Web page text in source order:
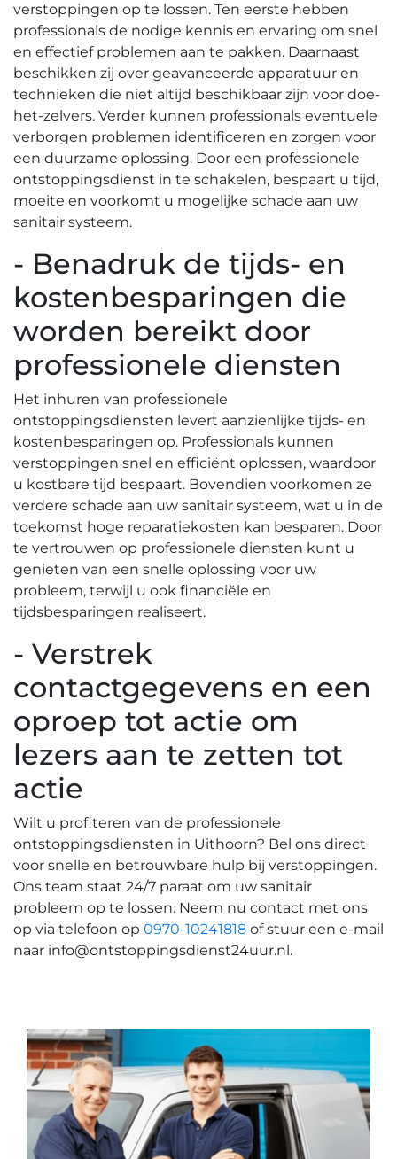
verstoppingen op te lossen.​ Ten eerste hebben
professionals de nodige kennis en ervaring om snel
en effectief problemen aan te pakken. Daarnaast
beschikken zij over geavanceerde apparatuur en
technieken die niet altijd beschikbaar zijn voor doe-
het-zelvers.​ Verder kunnen professionals eventuele
verborgen problemen identificeren en zorgen voor
een duurzame oplossing. Door een professionele
ontstoppingsdienst in te schakelen, bespaart u tijd,
moeite en voorkomt u mogelijke schade aan uw
sanitair systeem.
- Benadruk de tijds- en
kostenbesparingen die
worden bereikt door
professionele diensten
Het inhuren van professionele
ontstoppingsdiensten levert aanzienlijke tijds- en
kostenbesparingen op.​ Professionals kunnen
verstoppingen snel en efficiënt oplossen, waardoor
u kostbare tijd bespaart.​ Bovendien voorkomen ze
verdere schade aan uw sanitair systeem, wat u in de
toekomst hoge reparatiekosten kan besparen.​ Door
te vertrouwen op professionele diensten kunt u
genieten van een snelle oplossing voor uw
probleem, terwijl u ook financiële en
tijdsbesparingen realiseert.​
- Verstrek
contactgegevens en een
oproep tot actie om
lezers aan te zetten tot
actie
Wilt u profiteren van de professionele
ontstoppingsdiensten in Uithoorn? Bel ons direct
voor snelle en betrouwbare hulp bij verstoppingen.​
Ons team staat 24/7 paraat om uw sanitair
probleem op te lossen.​ Neem nu contact met ons
op via telefoon op 0970-10241818 of stuur een e-mail
naar info@ontstoppingsdienst24uur.nl.​